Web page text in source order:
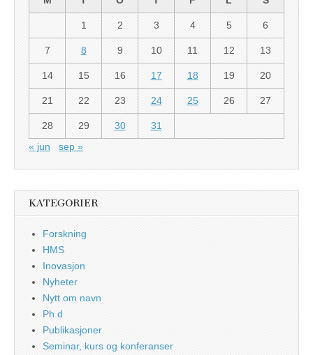
1 2 3 4 5 6
7 8 9 10 11 12 13
14 15 16 17 18 19 20
21 22 23 24 25 26 27
28 29 30
31
« jun
sep »
KATEGORIER
Forskning
HMS
Inovasjon
Nyheter
Nytt om navn
Ph.d
Publikasjoner
Seminar, kurs og konferanser